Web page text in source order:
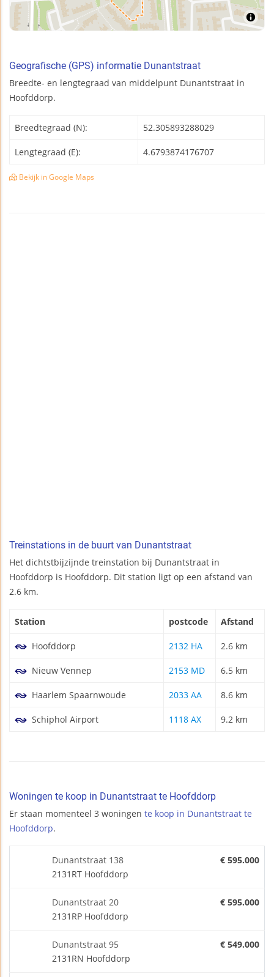
Geografische (GPS) informatie Dunantstraat
Breedte- en lengtegraad van middelpunt Dunantstraat in
Hoofddorp.
Breedtegraad (N): 52.305893288029
Lengtegraad (E): 4.6793874176707
Bekijk in Google Maps
Treinstations in de buurt van Dunantstraat
Het dichtstbijzijnde treinstation bij Dunantstraat in
Hoofddorp is Hoofddorp. Dit station ligt op een afstand van
2.6 km.
Station postcode Afstand
Hoofddorp 2132 HA 2.6 km
Nieuw Vennep 2153 MD 6.5 km
Haarlem Spaarnwoude 2033 AA 8.6 km
Schiphol Airport 1118 AX 9.2 km
Woningen te koop in Dunantstraat te Hoofddorp
Er staan momenteel 3 woningen te koop in Dunantstraat te
Hoofddorp.
Dunantstraat 138
2131RT Hoofddorp
€ 595.000
Dunantstraat 20
2131RP Hoofddorp
€ 595.000
Dunantstraat 95
2131RN Hoofddorp
€ 549.000